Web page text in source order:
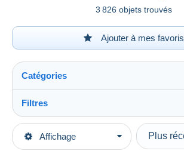
3 826 objets trouvés
Ajouter à mes favoris
Affichage
Catégories
Catégories principales
Filtres
Types de vente
En cours